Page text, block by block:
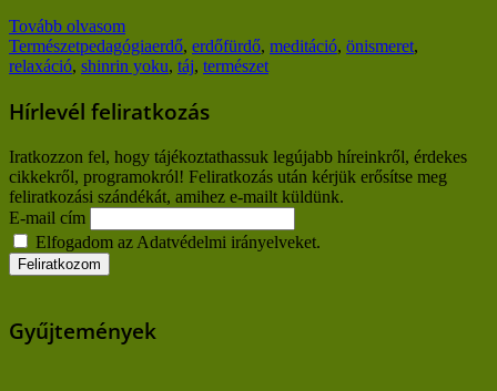
Tovább olvasom
Természetpedagógiaerdő, erdőfürdő, meditáció, önismeret,
relaxáció, shinrin yoku, táj, természet
Hírlevél feliratkozás
Iratkozzon fel, hogy tájékoztathassuk legújabb híreinkről, érdekes
cikkekről, programokról! Feliratkozás után kérjük erősítse meg
feliratkozási szándékát, amihez e-mailt küldünk.
E-mail cím
Elfogadom az Adatvédelmi irányelveket.
Gyűjtemények